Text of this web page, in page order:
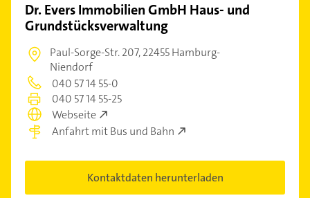
Dr. Evers Immobilien GmbH Haus- und
Grundstücksverwaltung
Paul-Sorge-Str. 207,22455 Hamburg-
Niendorf
040 57 14 55-0
040 57 14 55-25
Webseite
Anfahrt mit Bus und Bahn
Kontaktdaten herunterladen